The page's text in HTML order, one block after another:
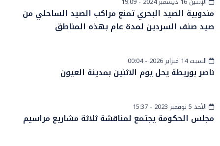
أخبار الصحراء
مندوبية الصيد البحري تمنع مراكب الصيد الساحلي من
صيد صنف السردين لمدة عام بهذه المناطق
أخبار وطنيةالسبت 14 فبراير 2026 - 00:04
ناصر بوريطة يحل يوم الاثنين بمدينة العيون
أخبار وطنيةالأحد 5 نوفمبر 2023 - 15:37
مجلس الحكومة يجتمع لمناقشة ثلاثة مشاريع مراسيم